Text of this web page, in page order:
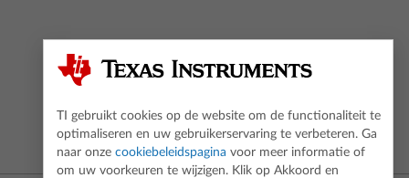
TI gebruikt cookies op de website om de functionaliteit te
optimaliseren en uw gebruikerservaring te verbeteren. Ga
naar onze cookiebeleidspagina voor meer informatie of
om uw voorkeuren te wijzigen. Klik op Akkoord en